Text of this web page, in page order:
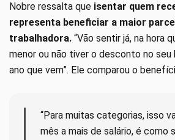
Nobre ressalta que isentar quem
representa beneficiar a maior
trabalhadora. “Vão sentir já, na hora
menor ou não tiver o desconto no
ano que vem”. Ele comparou o
“Para muitas categorias, isso
mês a mais de salário, é como